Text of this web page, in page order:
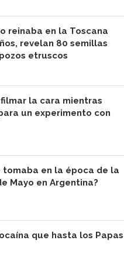
reinaba en la Toscana
revelan 80 semillas
etruscos
la cara mientras
un experimento con
tomaba en la época de la
Mayo en Argentina?
que hasta los Papas